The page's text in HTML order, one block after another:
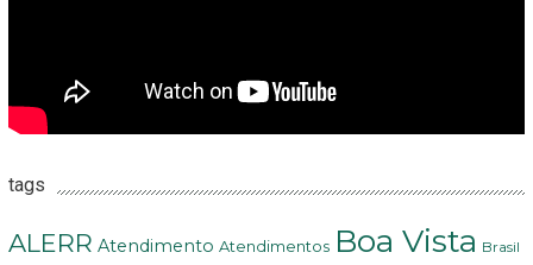
tags
ALERR Atendimento Atendimentos Boa Vista Brasil